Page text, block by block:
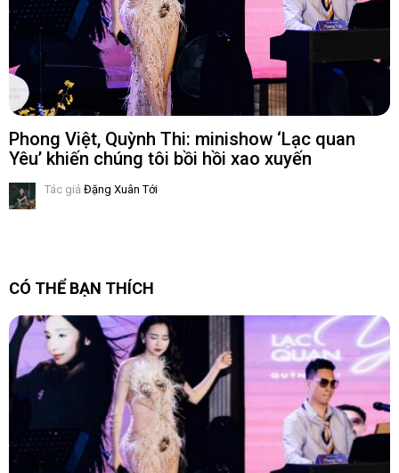
Phong Việt, Quỳnh Thi: minishow ‘Lạc quan
Yêu’ khiến chúng tôi bồi hồi xao xuyến
Tác giả Đặng Xuân Tới
CÓ THỂ BẠN THÍCH